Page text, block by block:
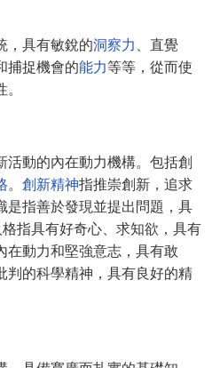
具有敏銳的洞察力
、直覺
捕捉機會的能力等等，從而使
動的內在動力機構。包括創
。 創新精神指推崇創新，追求
是指善於發現並提出問題，具
指具有好奇心、求知欲，具有
在動力和堅強意志，具有敢
判的科學精神，具有良好的精